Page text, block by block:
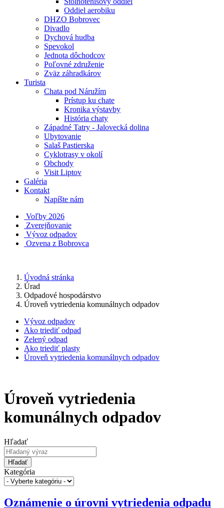
Oddiel aerobiku
DHZO Bobrovec
Divadlo
Dychová hudba
Spevokol
Jednota dôchodcov
Poľovné združenie
Zväz záhradkárov
Turista
Chata pod Náružím
Prístup ku chate
Kronika výstavby
História chaty
Západné Tatry - Jalovecká dolina
Ubytovanie
Salaš Pastierska
Cyklotrasy v okolí
Obchody
Visit Liptov
Galéria
Kontakt
Napíšte nám
Voľby 2026
Zverejňovanie
Vývoz odpadov
Ozvena z Bobrovca
Úvodná stránka
Úrad
Odpadové hospodárstvo
Úroveň vytriedenia komunálnych odpadov
Vývoz odpadov
Ako triediť odpad
Zelený odpad
Ako triediť plasty
Úroveň vytriedenia komunálnych odpadov
Úroveň vytriedenia
komunálnych odpadov
Hľadať
Hľadať
Kategória
Oznámenie o úrovni vytriedenia odpadu